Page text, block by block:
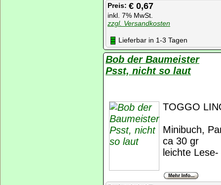
Preis: € 0,67
inkl. 7% MwSt.
zzgl. Versandkosten
Lieferbar in 1-3 Tagen
Bob der Baumeister
Psst, nicht so laut
TOGGO
Minibuch,
ca 30 gr
leichte